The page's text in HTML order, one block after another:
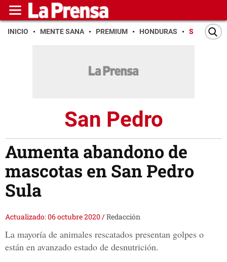
INICIO MENTE SANA PREMIUM HONDURAS SAN PEDRO
San Pedro
Aumenta abandono de
mascotas en San Pedro
Sula
Actualizado: 06 octubre 2020/Redacción
La mayoría de animales rescatados presentan golpes o
están en avanzado estado de desnutrición.